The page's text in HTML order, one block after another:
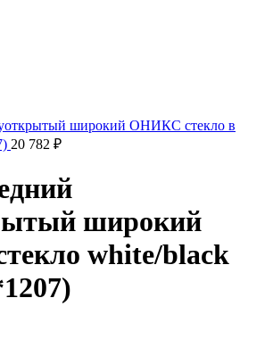
широкий ОНИКС стекло в
20 782 ₽
широкий
white/black